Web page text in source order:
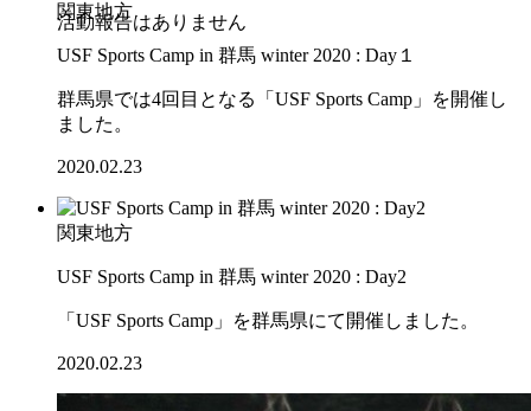
関東地方
USF Sports Camp in 群馬 winter 2020 : Day１
群馬県では4回目となる「USF Sports Camp」を開催し
ました。
2020.02.23
関東地方
USF Sports Camp in 群馬 winter 2020 : Day2
「USF Sports Camp」を群馬県にて開催しました。
2020.02.23